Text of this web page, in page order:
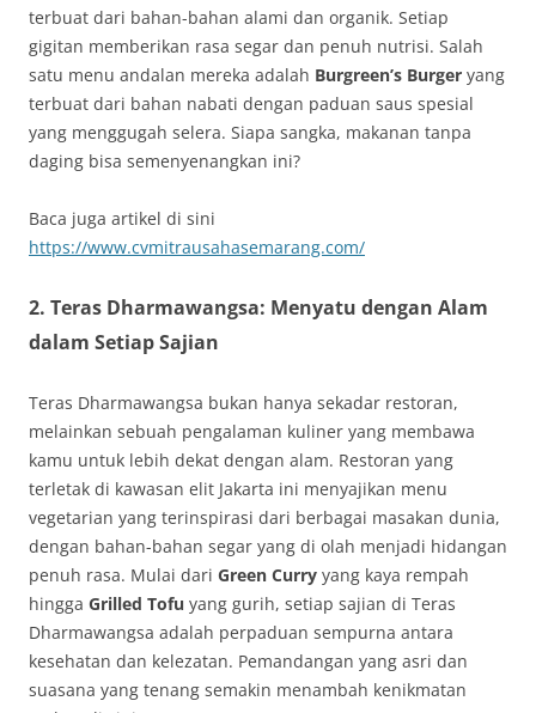
terbuat dari bahan-bahan alami dan organik. Setiap
gigitan memberikan rasa segar dan penuh nutrisi. Salah
satu menu andalan mereka adalah Burgreen’s Burger yang
terbuat dari bahan nabati dengan paduan saus spesial
yang menggugah selera. Siapa sangka, makanan tanpa
daging bisa semenyenangkan ini?
Baca juga artikel di sini
https://www.cvmitrausahasemarang.com/
2. Teras Dharmawangsa: Menyatu dengan Alam
dalam Setiap Sajian
Teras Dharmawangsa bukan hanya sekadar restoran,
melainkan sebuah pengalaman kuliner yang membawa
kamu untuk lebih dekat dengan alam. Restoran yang
terletak di kawasan elit Jakarta ini menyajikan menu
vegetarian yang terinspirasi dari berbagai masakan dunia,
dengan bahan-bahan segar yang di olah menjadi hidangan
penuh rasa. Mulai dari Green Curry yang kaya rempah
hingga Grilled Tofu yang gurih, setiap sajian di Teras
Dharmawangsa adalah perpaduan sempurna antara
kesehatan dan kelezatan. Pemandangan yang asri dan
suasana yang tenang semakin menambah kenikmatan